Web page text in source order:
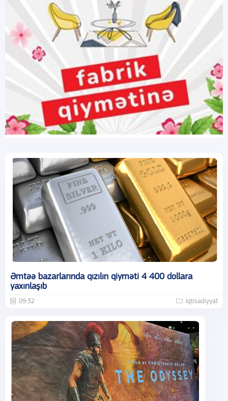
Əmtəə bazarlarında qızılın qiyməti 4 400 dollara
yaxınlaşıb
09:32 İqtisadiyyat